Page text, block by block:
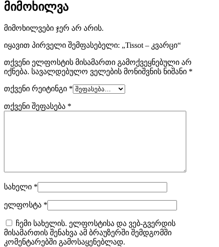
მიმოხილვა
მიმოხილვები ჯერ არ არის.
იყავით პირველი შემფასებელი: „Tissot – კვარცი“
თქვენი ელფოსტის მისამართი გამოქვეყნებული არ
იქნება. სავალდებულო ველების მონიშვნის ნიშანი *
თქვენი რეიტინგი *
თქვენი შეფასება *
სახელი *
ელფოსტა *
ჩემი სახელის. ელფოსტისა და ვებ-გვერდის
მისამართის შენახვა ამ ბრაუზერში შემდგომში
კომენტარებში გამოსაყენებლად.